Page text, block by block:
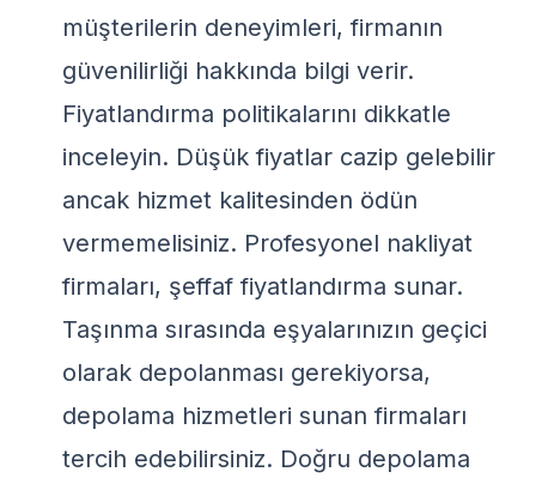
müşterilerin deneyimleri, firmanın
güvenilirliği hakkında bilgi verir.
Fiyatlandırma politikalarını dikkatle
inceleyin. Düşük fiyatlar cazip gelebilir
ancak hizmet kalitesinden ödün
vermemelisiniz. Profesyonel nakliyat
firmaları, şeffaf fiyatlandırma sunar.
Taşınma sırasında eşyalarınızın geçici
olarak depolanması gerekiyorsa,
depolama hizmetleri sunan firmaları
tercih edebilirsiniz. Doğru depolama